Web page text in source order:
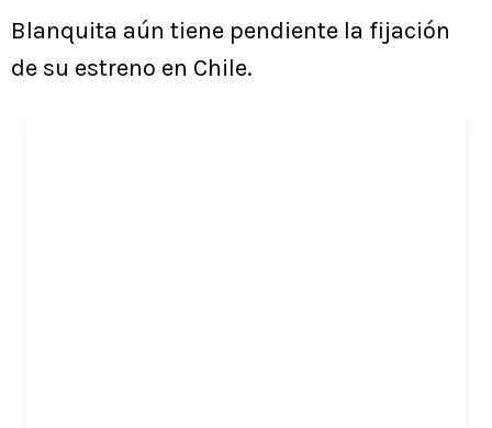
Blanquita aún tiene pendiente la fijación
de su estreno en Chile.